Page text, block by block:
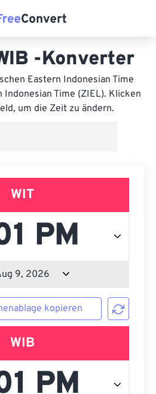
-Konverter
Eastern Indonesian Time
Indonesian Time (ZIEL). Klicken
um die Zeit zu ändern.
WIT
kopieren
WIB